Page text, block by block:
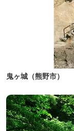
鬼ヶ城（熊野市）